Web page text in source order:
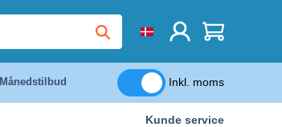
Månedstilbud Inkl. moms
Kunde service